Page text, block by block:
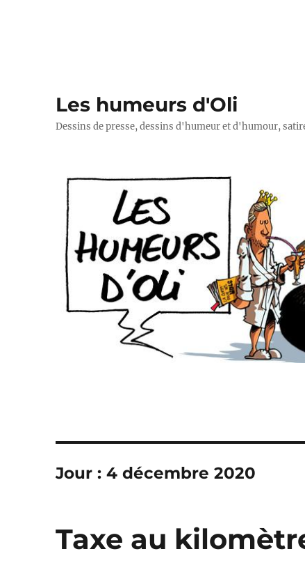
Les humeurs d'Oli
Dessins de presse, dessins d'humeur et d'humour,
Jour :4 décembre 2020
Taxe au